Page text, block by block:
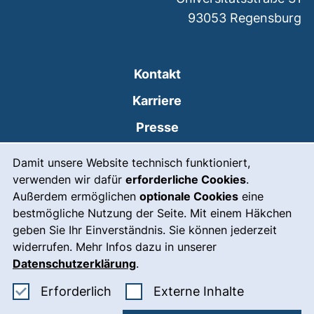
Damit unsere Website technisch funktioniert,
verwenden wir dafür erforderliche Cookies.
Außerdem ermöglichen optionale Cookies eine
bestmögliche Nutzung der Seite. Mit einem Häkchen
geben Sie Ihr Einverständnis. Sie können jederzeit
widerrufen. Mehr Infos dazu in unserer
Datenschutzerklärung.
Erforderlich Erforderliche Cookies akzeptieren
Externe Inhalte: Externe
Kontakt
Karriere
Presse
Leichte Sprache
Gebärdensprache
Notfall(externer Link, öffnet
Impressum
Barrierefreiheit
93053 Regensburg